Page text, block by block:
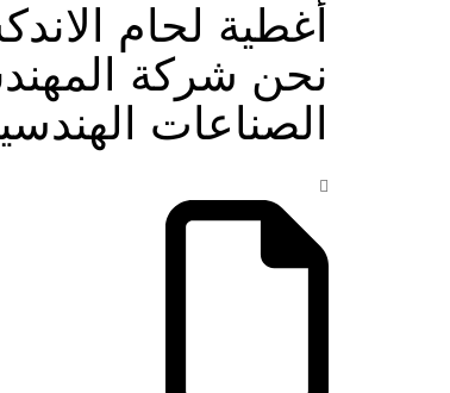
أغطية لحام
نحن شركة
الصناعات